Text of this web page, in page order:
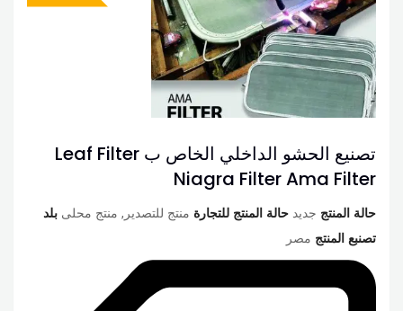
تصنيع الحشو الداخلي الخاص ب Leaf Filter
Niagra Filter Ama Filter
حالة المنتج جديد حالة المنتج للتجارة منتج للتصدير, منتج محلى بلد
تصنبع المنتج مصر